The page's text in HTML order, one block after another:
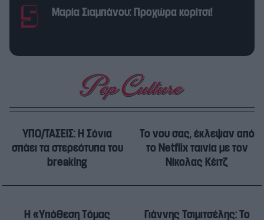
Μαρία Σιαμπάνου: Προχώρα κορίτσι!
ΥΠΟ/ΤΑΣΕΙΣ: Η Σόνια
σπάει τα στερεότυπα του
breaking
Το νου σας, έκλεψαν από
το Netflix ταινία με τον
Νίκολας Κέιτζ
Η «Υπόθεση Τόμας
Γιάννης Τσιμιτσέλης: Το